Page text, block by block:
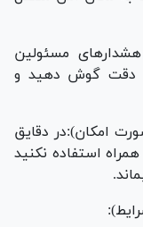
مسئولین
دقت گوش دهید و
امکان):در دقایق
استفاده نکنید